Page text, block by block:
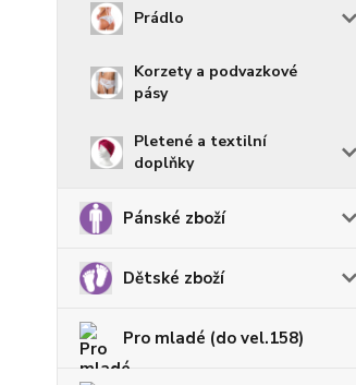
Prádlo
Korzety a podvazkové
pásy
Pletené a textilní
doplňky
Pánské zboží
Dětské zboží
Pro mladé (do vel.158)